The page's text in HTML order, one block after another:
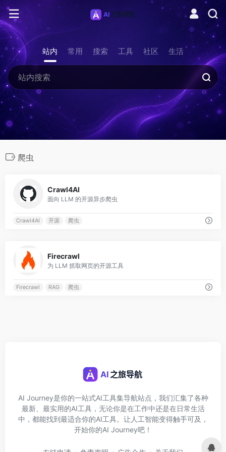
站内 常用 搜索 工具 社区 生活
爬虫
Crawl4AI
面向 LLM 的开源异步爬虫
Crawl4AI 开源 爬虫
Firecrawl
为 LLM 抓取网页的开源工具
Firecrawl RAG 爬虫
AI Journey是你的一站式AI工具集导航站点，我们汇集了各种
最新、最实用的AI工具，无论你是在工作中还是在日常生活
中，都能找到最适合你的AI工具。让人工智能变得触手可及，
开始你的AI Journey吧！